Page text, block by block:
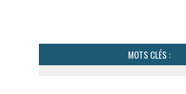
MOTS CLÉS :